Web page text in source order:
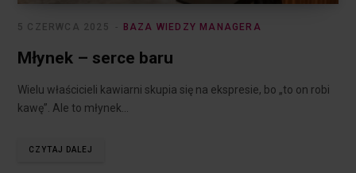
BAZA WIEDZY MANAGERA
5 CZERWCA 2025
Młynek – serce baru
Wielu właścicieli kawiarni skupia się na ekspresie, bo „to on robi
kawę”. Ale to młynek…
CZYTAJ DALEJ